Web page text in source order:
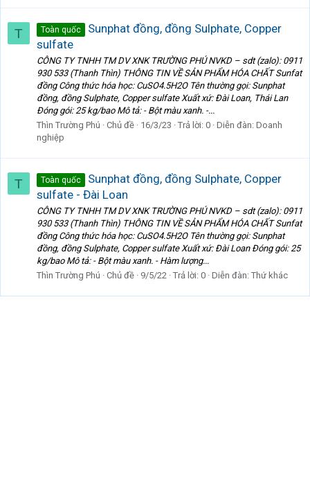
T Toàn quốc
Sunphat đồng, đồng Sulphate, Copper
sulfate
CÔNG TY TNHH TM DV XNK TRƯỜNG PHÚ NVKD – sdt (zalo): 0911
930 533 (Thanh Thìn) THÔNG TIN VỀ SẢN PHẨM HÓA CHẤT Sunfat
đồng Công thức hóa học: CuSO4.5H2O Tên thường gọi: Sunphat
đồng, đồng Sulphate, Copper sulfate Xuất xứ: Đài Loan, Thái Lan
Đóng gói: 25 kg/bao Mô tả: - Bột màu xanh. -...
Thìn Trường Phú
Chủ đề 16/3/23 Trả lời: 0 Diễn đàn: Doanh
nghiệp
T Toàn quốc
Sunphat đồng, đồng Sulphate, Copper
sulfate - Đài Loan
CÔNG TY TNHH TM DV XNK TRƯỜNG PHÚ NVKD – sdt (zalo): 0911
930 533 (Thanh Thìn) THÔNG TIN VỀ SẢN PHẨM HÓA CHẤT Sunfat
đồng Công thức hóa học: CuSO4.5H2O Tên thường gọi: Sunphat
đồng, đồng Sulphate, Copper sulfate Xuất xứ: Đài Loan Đóng gói: 25
kg/bao Mô tả: - Bột màu xanh. - Hàm lượng...
Thìn Trường Phú
Chủ đề 9/5/22 Trả lời: 0 Diễn đàn: Thứ khác